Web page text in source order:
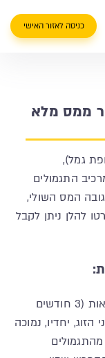
כניסה לאזור האישי
ממס מלא
גמל),
מרכיב התגמולים
חייבת במס של 35% או בגובה המס השולי,
להלן ניתן לקבל
אם סך ההכנסה החודשית בתקופת הזכאות (3 חודשים
יחדיו, נמוכה